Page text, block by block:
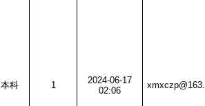
本科 1
2024-06-17
02:06